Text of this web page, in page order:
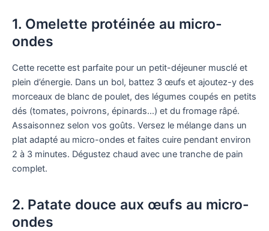
1. Omelette protéinée au micro-
ondes
Cette recette est parfaite pour un petit-déjeuner musclé et
plein d’énergie. Dans un bol, battez 3 œufs et ajoutez-y des
morceaux de blanc de poulet, des légumes coupés en petits
dés (tomates, poivrons, épinards…) et du fromage râpé.
Assaisonnez selon vos goûts. Versez le mélange dans un
plat adapté au micro-ondes et faites cuire pendant environ
2 à 3 minutes. Dégustez chaud avec une tranche de pain
complet.
2. Patate douce aux œufs au micro-
ondes